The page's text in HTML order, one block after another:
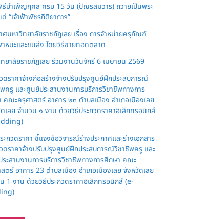
บำเพ็ญกุศล ครบ 15 วัน (ปัณรสมวาร) ถวายเป็นพระ
“เจ้าฟ้าพัชรกิติยาภาฯ”
ศมหาวิทยาลัยราชภัฏเลย เรื่อง การจำหน่ายครุภัณฑ์
หนะและขนส่ง โดยวิธีขายทอดตลาด
ยาลัยราชภัฏเลย ร่วมงานวันจักรี 6 เมษายน 2569
ดราคาจ้างก่อสร้างจ้างปรับปรุงศูนย์ฝึกประสบการณ์
ครู และศูนย์ประสานงานการบริการวิชาชีพทางการ
คณะครุศาสตร์ อาคาร ๒๓ ตำบลเมือง อำเภอเมืองเลย
เลย จำนวน ๑ งาน ด้วยวิธีประกวดราคาอิเล็กทรอนิกส์
ะกวดราคา ชี้แจงข้อวิจารณ์ร่างประกาศและร่างเอกสาร
ดราคาจ้างปรับปรุงศูนย์ฝึกประสบการณ์วิชาชีพครู และ
ะสานงานการบริการวิชาชีพทางการศึกษา คณะ
ตร์ อาคาร 23 ตำบลเมือง อำเภอเมืองเลย จังหวัดเลย
1 งาน ด้วยวิธีประกวดราคาอิเล็กทรอนิกส์ (e-